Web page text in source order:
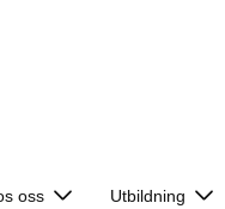
oss Utbildning